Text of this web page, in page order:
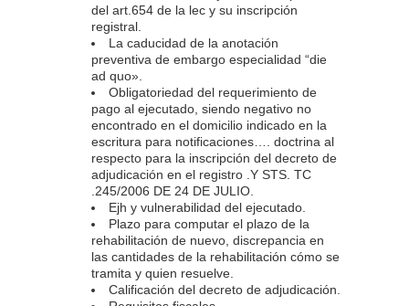
del art.654 de la lec y su inscripción
registral.
La caducidad de la anotación
preventiva de embargo especialidad “die
ad quo».
Obligatoriedad del requerimiento de
pago al ejecutado, siendo negativo no
encontrado en el domicilio indicado en la
escritura para notificaciones…. doctrina al
respecto para la inscripción del decreto de
adjudicación en el registro .Y STS. TC
.245/2006 DE 24 DE JULIO.
Ejh y vulnerabilidad del ejecutado.
Plazo para computar el plazo de la
rehabilitación de nuevo, discrepancia en
las cantidades de la rehabilitación cómo se
tramita y quien resuelve.
Calificación del decreto de adjudicación.